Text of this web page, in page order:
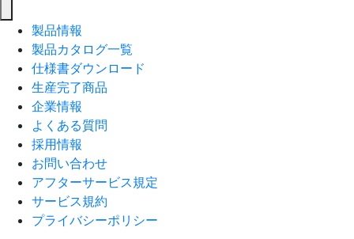
製品情報
製品カタログ一覧
仕様書ダウンロード
生産完了商品
企業情報
よくある質問
採用情報
お問い合わせ
アフターサービス規定
サービス規約
プライバシーポリシー